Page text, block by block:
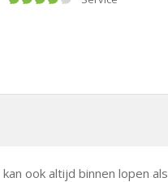
ook altijd binnen lopen